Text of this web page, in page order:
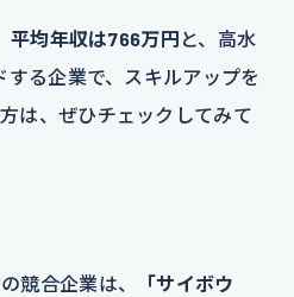
平均年収は766万円 と、高水
する企業で、スキルアップを
は、ぜひチェックしてみて
競合企業は、
「サイボウ